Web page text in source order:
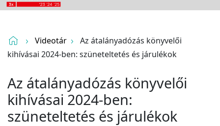
Videotár
Az átalányadózás könyvelői
kihívásai 2024-ben: szüneteltetés és járulékok
Az átalányadózás könyvelői
kihívásai 2024-ben:
szüneteltetés és járulékok